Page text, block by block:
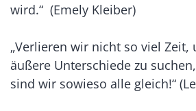
wird.“ (Emely Kleiber)
„Verlieren wir nicht so viel Zeit,
äußere Unterschiede zu
sind wir sowieso alle gleich!“